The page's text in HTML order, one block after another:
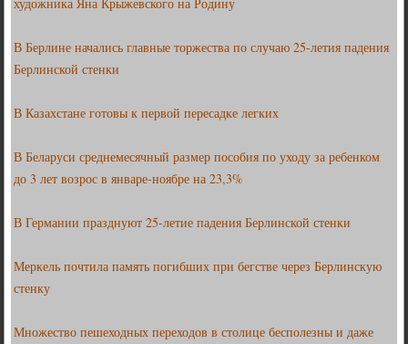
В Берлине начались главные торжества по случаю 25-летия падения
Берлинской стенки
В Казахстане готовы к первой пересадке легких
В Беларуси среднемесячный размер пособия по уходу за ребенком
до 3 лет возрос в январе-ноябре на 23,3%
В Германии празднуют 25-летие падения Берлинской стенки
Меркель почтила память погибших при бегстве через Берлинскую
стенку
Множество пешеходных переходов в столице бесполезны и даже